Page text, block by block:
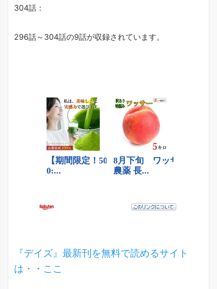
304話：
296話～304話の9話が収録されています。
『デイズ』最新刊を無料で読めるサイト
は・・ここ